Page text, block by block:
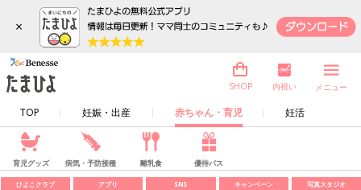
×
TOP 妊娠・出産 赤ちゃん・育児 妊活
SHOP 内祝い メニュー
育児グッズ 病気・予防接種 離乳食 優待パス
ひよこクラブ アプリ SNS キャンペーン 写真スタジオ